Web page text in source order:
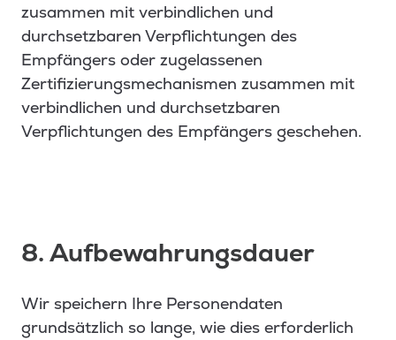
zusammen mit verbindlichen und
durchsetzbaren Verpflichtungen des
Empfängers oder zugelassenen
Zertifizierungsmechanismen zusammen mit
verbindlichen und durchsetzbaren
Verpflichtungen des Empfängers geschehen.
8. Aufbewahrungsdauer
Wir speichern Ihre Personendaten
grundsätzlich so lange, wie dies erforderlich